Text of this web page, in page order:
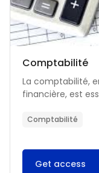
Catégorie de cours
Nom du cours
Comptabilité
Résumé du cours :
La comptabilité,
financière, est
Comptabilité
Get access